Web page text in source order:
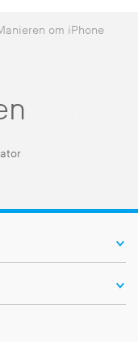
om iPhone